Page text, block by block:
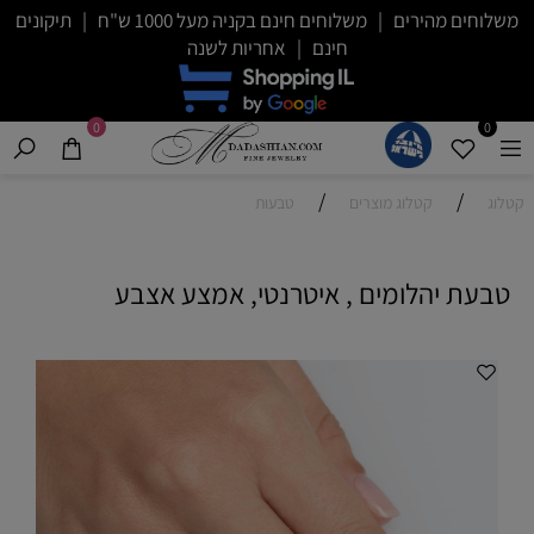
משלוחים מהירים | משלוחים חינם בקניה מעל 1000 ש"ח | תיקונים
חינם | אחריות לשנה
0
0
קטלוג / קטלוג מוצרים / טבעות
טבעת יהלומים , איטרנטי, אמצע אצבע